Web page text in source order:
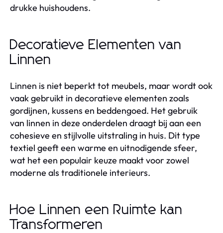
drukke huishoudens.
Decoratieve Elementen van
Linnen
Linnen is niet beperkt tot meubels, maar wordt ook
vaak gebruikt in decoratieve elementen zoals
gordijnen, kussens en beddengoed. Het gebruik
van linnen in deze onderdelen draagt bij aan een
cohesieve en stijlvolle uitstraling in huis. Dit type
textiel geeft een warme en uitnodigende sfeer,
wat het een populair keuze maakt voor zowel
moderne als traditionele interieurs.
Hoe Linnen een Ruimte kan
Transformeren